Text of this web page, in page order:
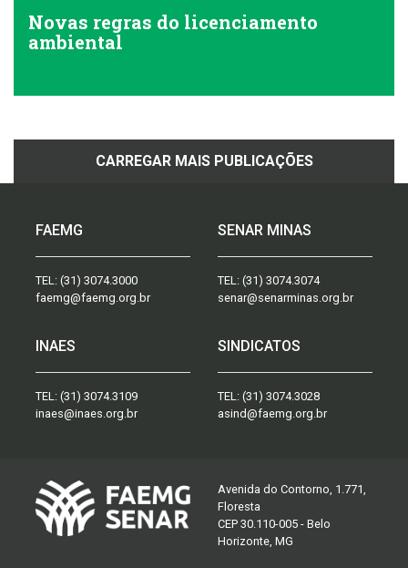
Novas regras do licenciamento
ambiental
CARREGAR MAIS PUBLICAÇÕES
FAEMG
TEL: (31) 3074.3000
faemg@faemg.org.br
SENAR MINAS
TEL: (31) 3074.3074
senar@senarminas.org.br
INAES
TEL: (31) 3074.3109
inaes@inaes.org.br
SINDICATOS
TEL: (31) 3074.3028
asind@faemg.org.br
Avenida do Contorno, 1.771,
Floresta
CEP 30.110-005 - Belo
Horizonte, MG